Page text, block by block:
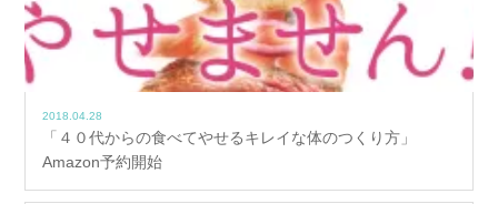
2018.04.28
「４０代からの食べてやせるキレイな体のつくり方」
Amazon予約開始